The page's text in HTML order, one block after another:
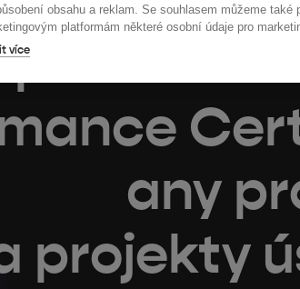
obsahu a reklam. Se souhlasem můžeme také
platformám některé osobní údaje pro
víceprovide a
any
projekty